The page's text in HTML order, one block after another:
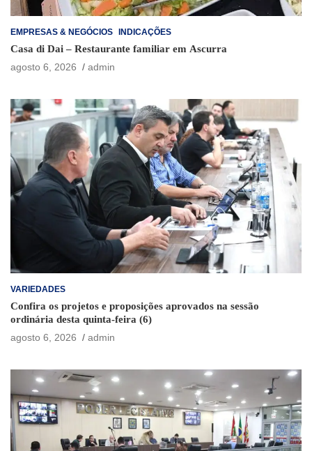
EMPRESAS & NEGÓCIOS INDICAÇÕES
Casa di Dai – Restaurante familiar em Ascurra
agosto 6, 2026
admin
VARIEDADES
Confira os projetos e proposições aprovados na sessão
ordinária desta quinta-feira (6)
agosto 6, 2026
admin